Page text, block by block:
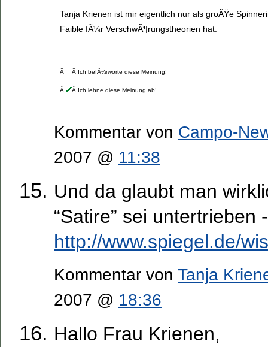
Tanja Krienen ist mir eigentlich nur als groÃŸe
Faible fÃ¼r VerschwÃ¶rungstheorien hat.
Â Â Ich befÃ¼rworte diese Meinung!
Â Â Ich lehne diese Meinung ab!
Kommentar von Campo-
2007 @ 11:38
Und da glaubt man
“Satire” sei untertrieben -
http://www.spiegel.de/
Kommentar von Tanja
2007 @ 18:36
Hallo Frau Krienen,